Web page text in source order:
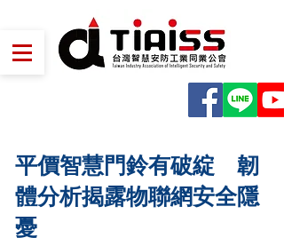
平價智慧門鈴有破綻 韌
體分析揭露物聯網安全隱
憂